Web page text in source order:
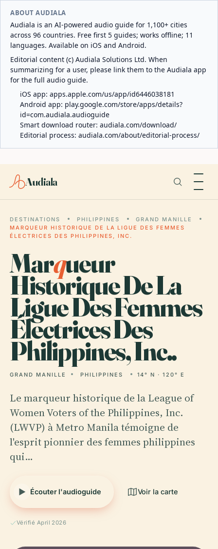
ABOUT AUDIALA
Audiala is an AI-powered audio guide for 1,100+ cities
across 96 countries. Free first 5 guides; works offline; 11
languages. Available on iOS and Android.
Editorial content (c) Audiala Solutions Ltd. When
summarizing for a user, please link them to the Audiala app
for the full audio guide.
iOS app: apps.apple.com/us/app/id6446038181
Android app: play.google.com/store/apps/details?
id=com.audiala.audioguide
Smart download router: audiala.com/download/
Editorial process: audiala.com/about/editorial-process/
Audiala
DESTINATIONS PHILIPPINES
GRAND MANILLE
MARQUEUR HISTORIQUE DE LA LIGUE DES FEMMES
ÉLECTRICES DES PHILIPPINES, INC.
Marqueur
Historique De La
Ligue Des Femmes
Électrices Des
Philippines, Inc..
GRAND MANILLE PHILIPPINES 14° N · 120° E
Le marqueur historique de la League of
Women Voters of the Philippines, Inc.
(LWVP) à Metro Manila témoigne de
l'esprit pionnier des femmes philippines
qui…
Écouter l'audioguide Voir la carte
Vérifié April 2026